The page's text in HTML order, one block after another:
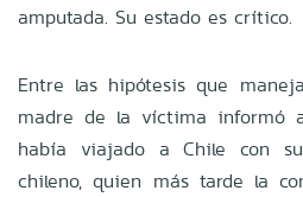
amputada. Su estado es crítico.
Entre las hipótesis que
madre de la víctima informó
había viajado a Chile con
chileno, quien más tarde la